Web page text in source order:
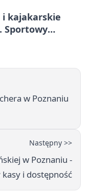
i kajakarskie
Sportowy
w Poznaniu
Następny >>
w Poznaniu -
i dostępność